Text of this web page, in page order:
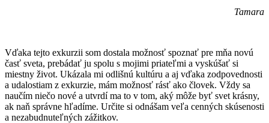
Tamara
Vďaka tejto exkurzii som dostala možnosť spoznať pre mňa novú
časť sveta, prebádať ju spolu s mojimi priateľmi a vyskúšať si
miestny život. Ukázala mi odlišnú kultúru a aj vďaka zodpovednosti
a udalostiam z exkurzie, mám možnosť rásť ako človek. Vždy sa
naučím niečo nové a utvrdí ma to v tom, aký môže byť svet krásny,
ak naň správne hľadíme. Určite si odnášam veľa cenných skúsenosti
a nezabudnuteľných zážitkov.